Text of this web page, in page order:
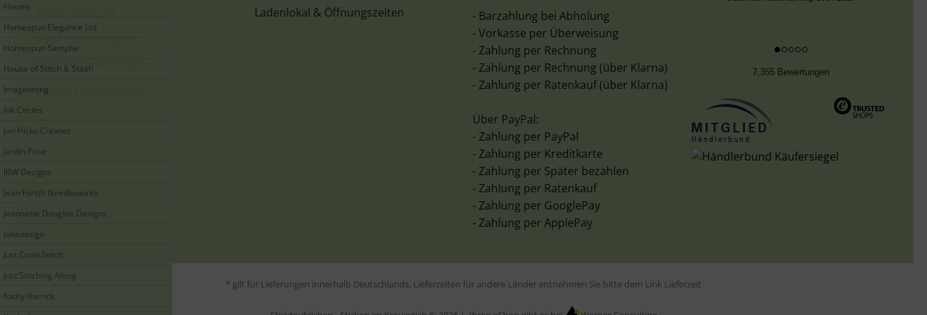
Hinzeit
Homespun Elegance Ltd
Homespun Samplar
House of Stitch & Stash
Imaginating
Ink Circles
Jan Hicks Creates
Jardin Privé
JBW Designs
Jean Farish Needleworks
Jeannette Douglas Designs
Jokadesign
Just CrossStitch
Just Stitching Along
Kathy Barrick
Kundenbewertungen
Cookie Einstellungen
Ladenlokal & Öffnungszeiten
- Barzahlung bei Abholung
- Vorkasse per Überweisung
- Zahlung per Rechnung
- Zahlung per Rechnung (über Klarna)
- Zahlung per Ratenkauf (über Klarna)
Über PayPal:
- Zahlung per PayPal
- Zahlung per Kreditkarte
- Zahlung per Später bezahlen
- Zahlung per Ratenkauf
- Zahlung per GooglePay
- Zahlung per ApplePay
7,355 Bewertungen
* gilt für Lieferungen innerhalb Deutschlands, Lieferzeiten für andere Länder entnehmen Sie bitte dem Link Lieferzeit